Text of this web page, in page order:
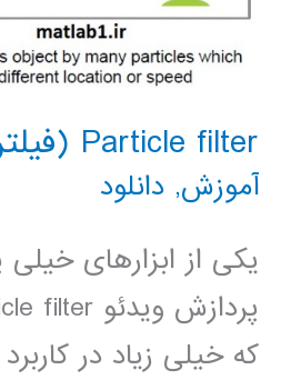
Particle filter (فیلتر ذره)
آموزش, دانلود
یکی از ابزارهای خیلی
که خیلی زیاد در